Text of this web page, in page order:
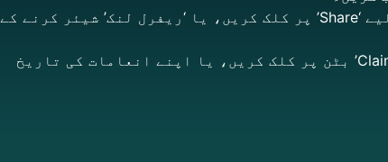
مرحلہ 3: اپنے مخصوص ‘ریفرل کوڈ’ کو شیئر کرنے کے لیے ‘Share’ پر کلک کریں، یا ‘ریفرل لنک’ شیئر کرنے کے
مرحلہ 4: اپنے کیش انعامات حاصل کرنے کے لیے ‘Claim All’ بٹن پر کلک کریں، یا اپنے انعامات کی تاریخ